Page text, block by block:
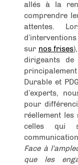
allés à la
comprendre
attentes.
sur nos frises
dirigeants de
Durable et
d’experts,
pour
réellement les
celles qui
Face à
que les